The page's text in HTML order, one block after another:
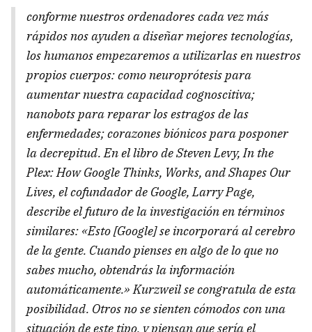
conforme nuestros ordenadores cada vez más
rápidos nos ayuden a diseñar mejores tecnologías,
los humanos empezaremos a utilizarlas en nuestros
propios cuerpos: como neuroprótesis para
aumentar nuestra capacidad cognoscitiva;
nanobots para reparar los estragos de las
enfermedades; corazones biónicos para posponer
la decrepitud. En el libro de Steven Levy, In the
Plex: How Google Thinks, Works, and Shapes Our
Lives, el cofundador de Google, Larry Page,
describe el futuro de la investigación en términos
similares: «Esto [Google] se incorporará al cerebro
de la gente. Cuando pienses en algo de lo que no
sabes mucho, obtendrás la información
automáticamente.» Kurzweil se congratula de esta
posibilidad. Otros no se sienten cómodos con una
situación de este tipo, y piensan que sería el